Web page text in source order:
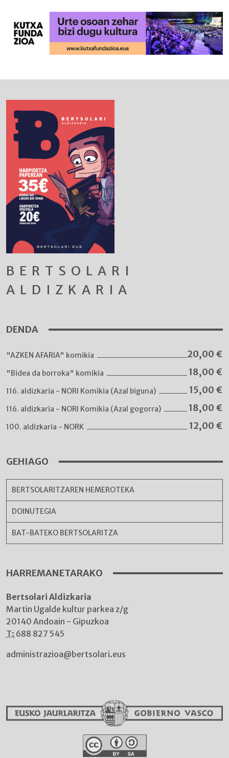
BERTSOLARI
ALDIZKARIA
DENDA
"AZKEN AFARIA" komikia 20,00 €
"Bidea da borroka" komikia 18,00 €
116. aldizkaria - NORI Komikia (Azal biguna) 15,00 €
116. aldizkaria - NORI Komikia (Azal gogorra) 18,00 €
100. aldizkaria - NORK 12,00 €
GEHIAGO
BERTSOLARITZAREN HEMEROTEKA
DOINUTEGIA
BAT-BATEKO BERTSOLARITZA
HARREMANETARAKO
Bertsolari Aldizkaria
Martin Ugalde kultur parkea z/g
20140 Andoain - Gipuzkoa
T: 688 827 545
administrazioa@bertsolari.eus